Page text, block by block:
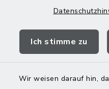
Ich stimme zu
Wir weisen darauf hin,
Landratsamt Mühldorf